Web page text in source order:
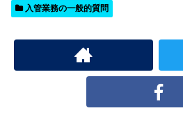
入管業務の一般的質問